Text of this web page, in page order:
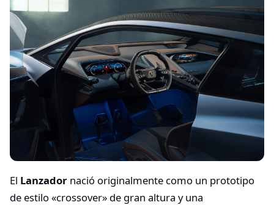
El Lanzador nació originalmente como un prototipo
de estilo «crossover» de gran altura y una